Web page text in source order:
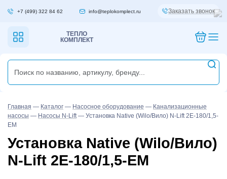
+7 (499) 322 84 62 info@teplokomplect.ru Заказать звонок
ТЕПЛО
КОМПЛЕКТ
Главная — Каталог — Насосное оборудование — Канализационные
насосы — Насосы N-Lift— Установка Native (Wilo/Вило) N-Lift 2E-180/1,5-
EM
Установка Native (Wilo/Вило)
N-Lift 2E-180/1,5-EM